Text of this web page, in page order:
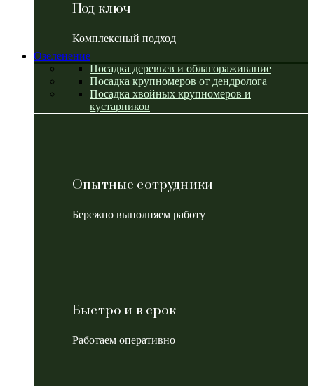
Под ключ
Комплексный подход
Озеленение
Посадка деревьев и облагораживание
Посадка крупномеров от дендролога
Посадка хвойных крупномеров и
кустарников
Опытные сотрудники
Бережно выполняем работу
Быстро и в срок
Работаем оперативно